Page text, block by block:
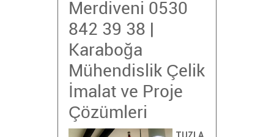
Merdiveni 0530
842 39 38 |
Karaboğa
Mühendislik Çelik
İmalat ve Proje
Çözümleri